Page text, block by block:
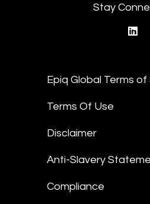
Stay
Epiq Global Terms of
Terms Of Use
Disclaimer
Anti-Slavery
Compliance